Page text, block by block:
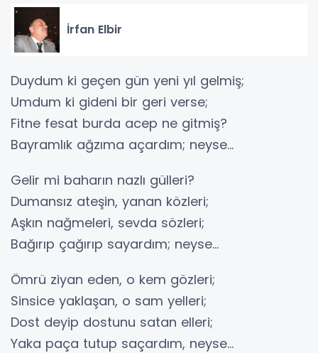
İrfan Elbir
Duydum ki geçen gün yeni yıl gelmiş;
Umdum ki gideni bir geri verse;
Fitne fesat burda acep ne gitmiş?
Bayramlık ağzıma açardım; neyse…
Gelir mi baharın nazlı gülleri?
Dumansız ateşin, yanan közleri;
Aşkın nağmeleri, sevda sözleri;
Bağırıp çağırıp sayardım; neyse…
Ömrü ziyan eden, o kem gözleri;
Sinsice yaklaşan, o sam yelleri;
Dost deyip dostunu satan elleri;
Yaka paça tutup saçardım, neyse…